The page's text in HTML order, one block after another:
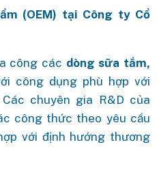
(OEM) tại Công ty Cổ
công các dòng sữa tắm,
công dụng phù hợp với
chuyên gia R&D của
công thức theo yêu cầu
với định hướng thương